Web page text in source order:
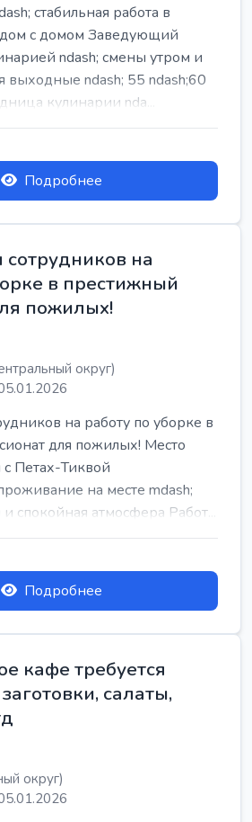
стабильная работа в
с домом Заведующий
ndash; смены утром и
выходные ndash; 55 ndash;60
кулинарии nda...
Подробнее
на
в престижный
пожилых!
округ)
на работу по уборке в
для пожилых! Место
Петах-Тиквой
на месте mdash;
спокойная атмосфера Работ...
Подробнее
кафе требуется
салаты,
округ)